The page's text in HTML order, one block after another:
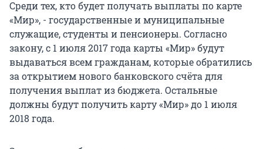
Среди тех, кто будет получать выплаты по карте
«Мир», - государственные и муниципальные
служащие, студенты и пенсионеры. Согласно
закону, с 1 июля 2017 года карты «Мир» будут
выдаваться всем гражданам, которые обратились
за открытием нового банковского счёта для
получения выплат из бюджета. Остальные
должны будут получить карту «Мир» до 1 июля
2018 года.